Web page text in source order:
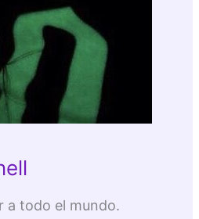
a todo el mundo.